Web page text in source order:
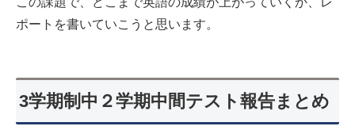
ポートを書いていこうと思います。
3学期制中２学期中間テスト報告まとめ